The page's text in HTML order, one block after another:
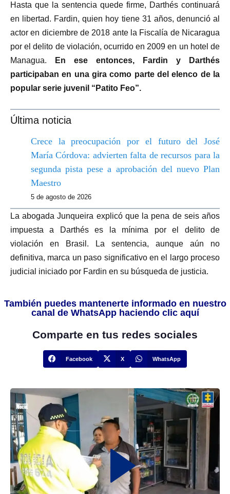
Hasta que la sentencia quede firme, Darthés continuará
en libertad. Fardin, quien hoy tiene 31 años, denunció al
actor en diciembre de 2018 ante la Fiscalía de Nicaragua
por el delito de violación, ocurrido en 2009 en un hotel de
Managua.
En ese entonces, Fardin y Darthés
participaban en una gira como parte del elenco de la
popular serie juvenil “Patito Feo”.
Última noticia
Crece la preocupación por el futuro del José
María Córdova: advierten falta de recursos para la
segunda pista pese a aprobación del nuevo Plan
Maestro
5 de agosto de 2026
La abogada Junqueira explicó que la pena de seis años
impuesta a Darthés es la mínima por el delito de
violación en Brasil. La sentencia, aunque aún no
definitiva, marca un paso significativo en el largo proceso
judicial iniciado por Fardin en su búsqueda de justicia.
También puedes mantenerte informado en nuestro
canal de WhatsApp haciendo clic aquí
Comparte en tus redes sociales
Facebook X WhatsApp